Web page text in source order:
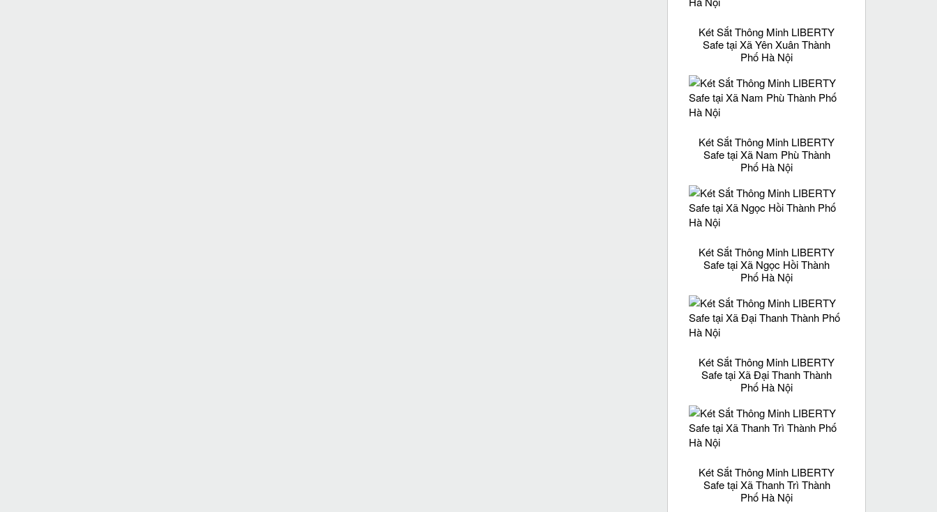
Két Sắt Thông Minh LIBERTY
Safe tại Xã Yên Xuân Thành
Phố Hà Nội
Két Sắt Thông Minh LIBERTY
Safe tại Xã Nam Phù Thành
Phố Hà Nội
Két Sắt Thông Minh LIBERTY
Safe tại Xã Ngọc Hồi Thành
Phố Hà Nội
Két Sắt Thông Minh LIBERTY
Safe tại Xã Đại Thanh Thành
Phố Hà Nội
Két Sắt Thông Minh LIBERTY
Safe tại Xã Thanh Trì Thành
Phố Hà Nội